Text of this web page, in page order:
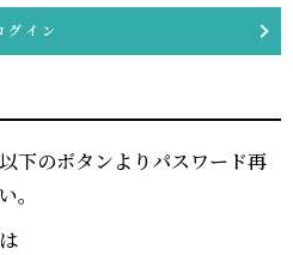
グイン
下のボタンよりパスワード再
。